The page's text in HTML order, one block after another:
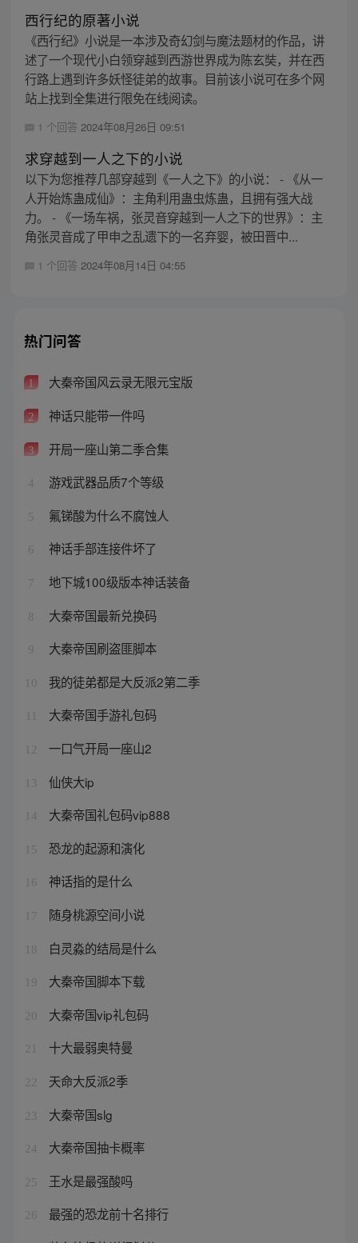
西行纪的原著小说
《西行纪》小说是一本涉及奇幻剑与魔法题材的作品，讲
述了一个现代小白领穿越到西游世界成为陈玄奘，并在西
行路上遇到许多妖怪徒弟的故事。目前该小说可在多个网
站上找到全集进行限免在线阅读。
1 个回答 2024年08月26日 09:51
求穿越到一人之下的小说
以下为您推荐几部穿越到《一人之下》的小说： - 《从一
人开始炼蛊成仙》：主角利用蛊虫炼蛊，且拥有强大战
力。 - 《一场车祸，张灵音穿越到一人之下的世界》：主
角张灵音成了甲申之乱遗下的一名弃婴，被田晋中...
1 个回答 2024年08月14日 04:55
热门问答
1 大秦帝国风云录无限元宝版
2 神话只能带一件吗
3 开局一座山第二季合集
4 游戏武器品质7个等级
5 氟锑酸为什么不腐蚀人
6 神话手部连接件坏了
7 地下城100级版本神话装备
8 大秦帝国最新兑换码
9 大秦帝国刷盗匪脚本
10 我的徒弟都是大反派2第二季
大秦帝国手游礼包码
12 一口气开局一座山2
13 仙侠大ip
14 大秦帝国礼包码vip888
15 恐龙的起源和演化
16 神话指的是什么
17 随身桃源空间小说
18 白灵淼的结局是什么
19 大秦帝国脚本下载
20 大秦帝国vip礼包码
21 十大最弱奥特曼
22 天命大反派2季
23 大秦帝国slg
24 大秦帝国抽卡概率
25 王水是最强酸吗
26 最强的恐龙前十名排行